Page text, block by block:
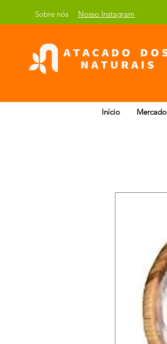
Sobre nós Nosso Instagram
Início Mercado